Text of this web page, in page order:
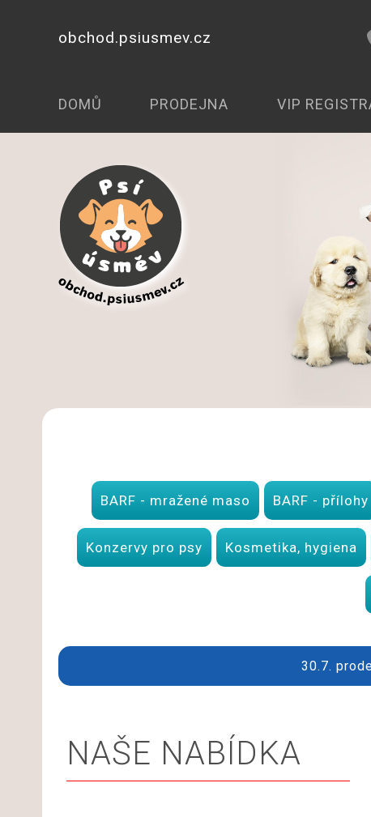
obchod.psiusmev.cz
DOMŮ PRODEJNA VIP
BARF - mražené maso BARF - přílohy
Konzervy pro psy Kosmetika, hygiena
30.7.
NAŠE NABÍDKA